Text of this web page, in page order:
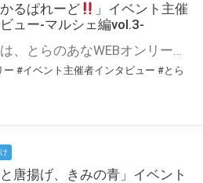
かるぱれーど
」イベント主催
ュー-マルシェ編vol.3-
こんにちは、とらのあなWEBオンリー運営スタッフです。 新たにお届けする、イベント主催者インタビュー-マルシェ編-は、 とらのあなWEBオンリー「マルシェ」をご利用した主催様に 「マルシェ」を使って開催した感想や心がけをお聞きする企画です。 今回は、WEBオンリー初開催「つるみかるぱれーど
ー #イベント主催者インタビュー #とら
と唐揚げ、きみの青」イベント